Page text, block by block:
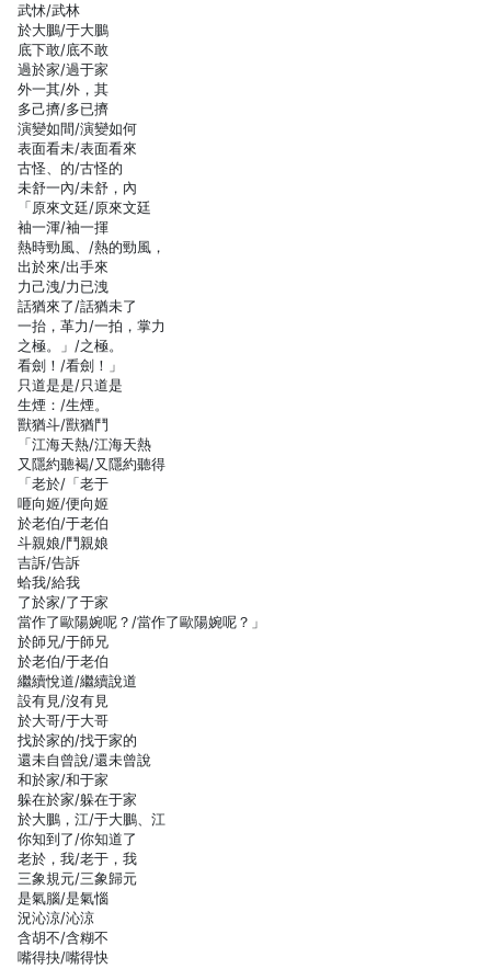
武怵/武林
於大鵬/于大鵬
底下敢/底不敢
過於家/過于家
外一其/外，其
多己擠/多已擠
演變如間/演變如何
表面看未/表面看來
古怪、的/古怪的
未舒一內/未舒，內
「原來文廷/原來文廷
袖一渾/袖一揮
熱時勁風、/熱的勁風，
出於來/出手來
力己洩/力已洩
話猶來了/話猶未了
一抬，革力/一拍，掌力
之極。」/之極。
看劍！/看劍！」
只道是是/只道是
生煙：/生煙。
獸猶斗/獸猶鬥
「江海天熱/江海天熱
又隱約聽褐/又隱約聽得
「老於/「老于
咂向姬/便向姬
於老伯/于老伯
斗親娘/鬥親娘
吉訴/告訴
蛤我/給我
了於家/了于家
當作了歐陽婉呢？/當作了歐陽婉呢？」
於師兄/于師兄
於老伯/于老伯
繼續悅道/繼續說道
設有見/沒有見
於大哥/于大哥
找於家的/找于家的
還未自曾說/還未曾說
和於家/和于家
躲在於家/躲在于家
於大鵬，江/于大鵬、江
你知到了/你知道了
老於，我/老于，我
三象規元/三象歸元
是氣腦/是氣惱
況沁涼/沁涼
含胡不/含糊不
嘴得抉/嘴得快